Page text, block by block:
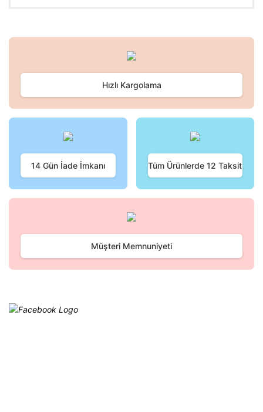
Bu ürüne ilk yorumu siz yapın!
Yorum Yaz
kullanarak tarafımıza iletebilirsiniz.
Ürün resmi kalitesiz, bozuk veya görüntülenemiyor.
Bu ürüne benzer farklı alternatifler olmalı.
Gönder
Hızlı Kargolama
14 Gün İade İmkanı Tüm Ürünlerde 12 Taksit
Müşteri Memnuniyeti